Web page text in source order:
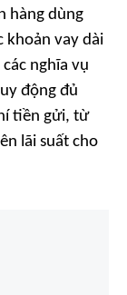
hàng dùng
khoản vay dài
nghĩa vụ
động đủ
tiền gửi, từ
lãi suất cho